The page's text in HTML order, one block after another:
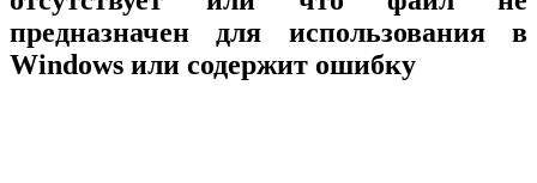
предназначен для использования в
Windows или содержит ошибку